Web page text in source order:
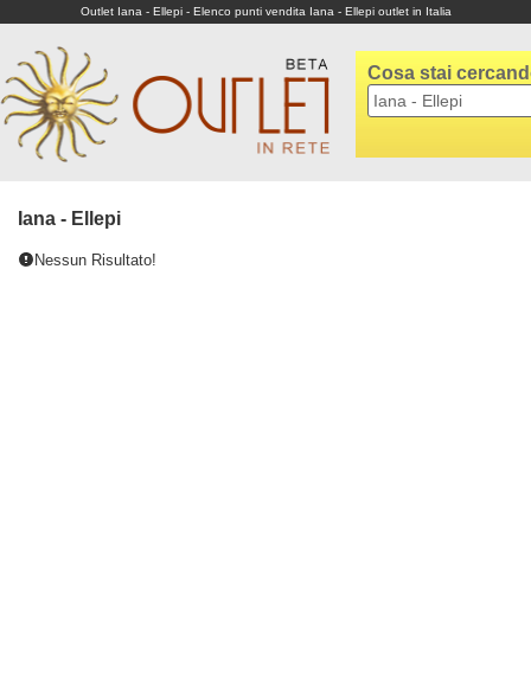
Outlet Iana - Ellepi - Elenco punti vendita Iana - Ellepi outlet in Italia
Cosa stai
Iana - Ellepi
Nessun Risultato!